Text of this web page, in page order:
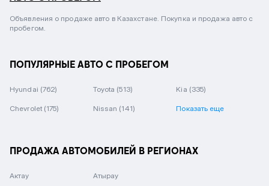
Объявления о продаже авто в Казахстане. Покупка и продажа авто с
пробегом.
ПОПУЛЯРНЫЕ АВТО С ПРОБЕГОМ
Hyundai (762) Toyota (513) Kia (335)
Chevrolet (175) Nissan (141) Показать еще
ПРОДАЖА АВТОМОБИЛЕЙ В РЕГИОНАХ
Актау Атырау